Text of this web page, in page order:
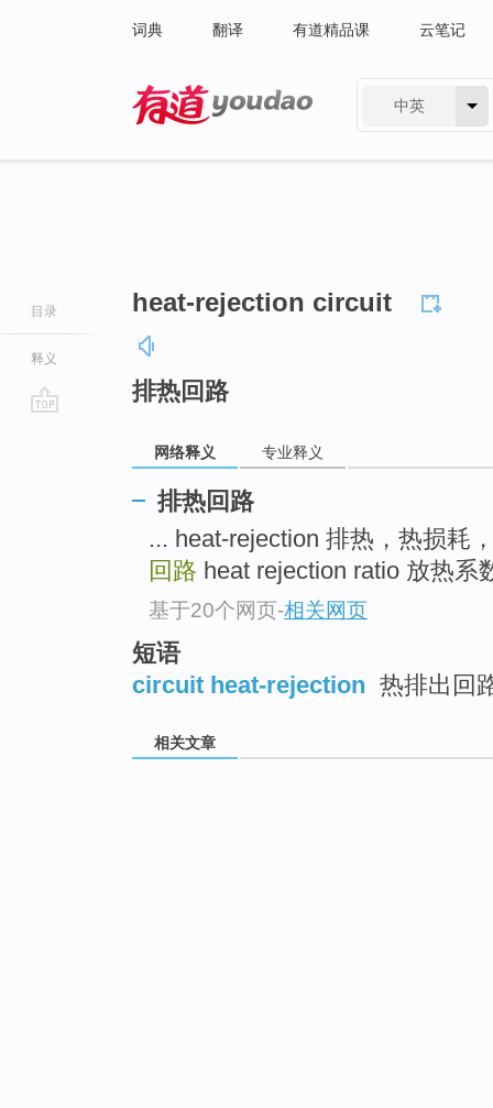
词典 翻译 有道精品课 云笔记
中英
目录
释义
heat-rejection circuit
排热回路
网络释义 专业释义
排热回路
... heat-rejection 排热，热损耗
回路 heat rejection ratio 放热系
基于20个网页-相关网页
短语
circuit heat-rejection 热排出回
相关文章